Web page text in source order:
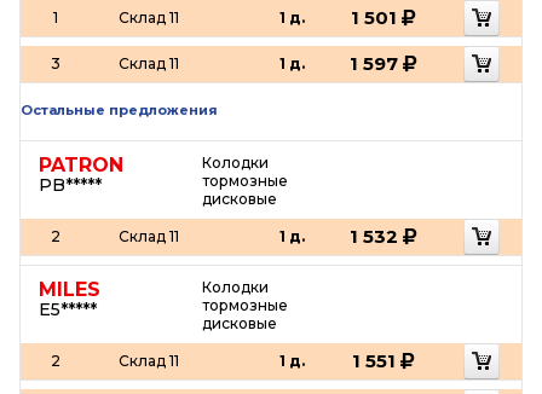
1 Склад 11 1 д. 1 501
3 Склад 11 1 д. 1 597
Остальные предложения
PATRON
PB*****
Колодки
тормозные
дисковые
2 Склад 11 1 д. 1 532
MILES
E5*****
Колодки
тормозные
дисковые
2 Склад 11 1 д. 1 551